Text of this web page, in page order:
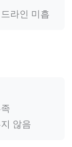
라인 미흡
않음